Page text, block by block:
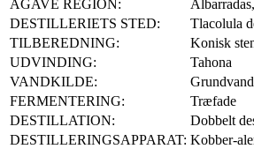
AGAVE REGION:
DESTILLERIETS STED:
Tlacolula
TILBEREDNING:
Konisk
UDVINDING:
Tahona
VANDKILDE:
FERMENTERING:
Træfade
DESTILLATION:
Dobbelt
DESTILLERINGSAPPARAT: Kobber-